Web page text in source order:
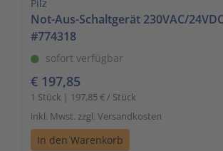
Pilz
Not-Aus-Schaltgerät 230VAC/
#774318
sofort verfügbar
€ 197,85
1 Stück | 197,85 € / Stück
inkl. Mwst. zzgl. Versandkosten
In den Warenkorb